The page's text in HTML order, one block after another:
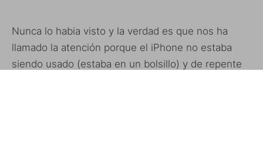
Nunca lo habia visto y la verdad es que nos ha
llamado la atención porque el iPhone no estaba
siendo usado (estaba en un bolsillo) y de repente